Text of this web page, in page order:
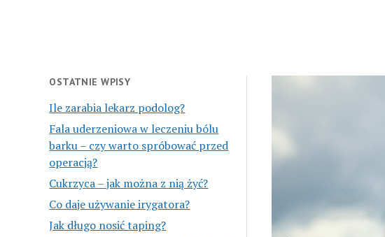
OSTATNIE WPISY
Ile zarabia lekarz podolog?
Fala uderzeniowa w leczeniu bólu
barku – czy warto spróbować przed
operacją?
Cukrzyca – jak można z nią żyć?
Co daje używanie irygatora?
Jak długo nosić taping?